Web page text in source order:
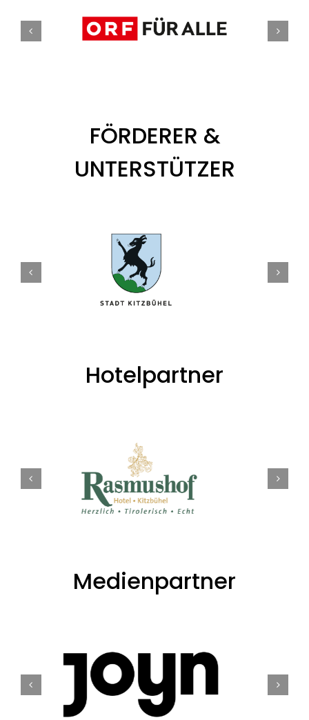
FÖRDERER &
UNTERSTÜTZER
Hotelpartner
Medienpartner